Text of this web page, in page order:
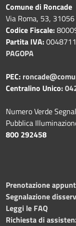
Comune di Roncade
Via Roma, 53, 31056
Codice Fiscale:
Partita IVA:
PAGOPA
PEC:
Centralino Unico:
Numero Verde
Pubblica
800 292458
Prenotazione
Segnalazione
Leggi le FAQ
Richiesta di